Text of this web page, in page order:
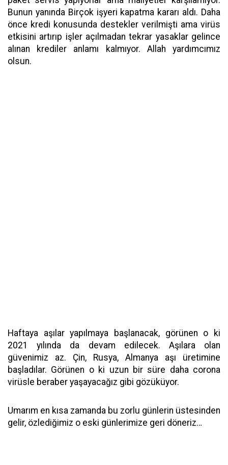
Bunun yanında Birçok işyeri kapatma kararı aldı. Daha
önce kredi konusunda destekler verilmişti ama virüs
etkisini artırıp işler açılmadan tekrar yasaklar gelince
alınan krediler anlamı kalmıyor. Allah yardımcımız
olsun.
Haftaya aşılar yapılmaya başlanacak, görünen o ki
2021 yılında da devam edilecek. Aşılara olan
güvenimiz az. Çin, Rusya, Almanya aşı üretimine
başladılar. Görünen o ki uzun bir süre daha corona
virüsle beraber yaşayacağız gibi gözüküyor.
Umarım en kısa zamanda bu zorlu günlerin üstesinden
gelir, özlediğimiz o eski günlerimize geri döneriz…